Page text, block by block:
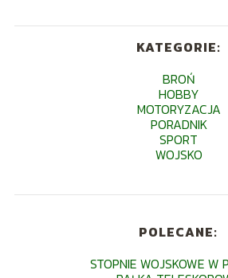
KATEGORIE:
BROŃ
HOBBY
MOTORYZACJA
PORADNIK
SPORT
WOJSKO
POLECANE:
STOPNIE WOJSKOWE W